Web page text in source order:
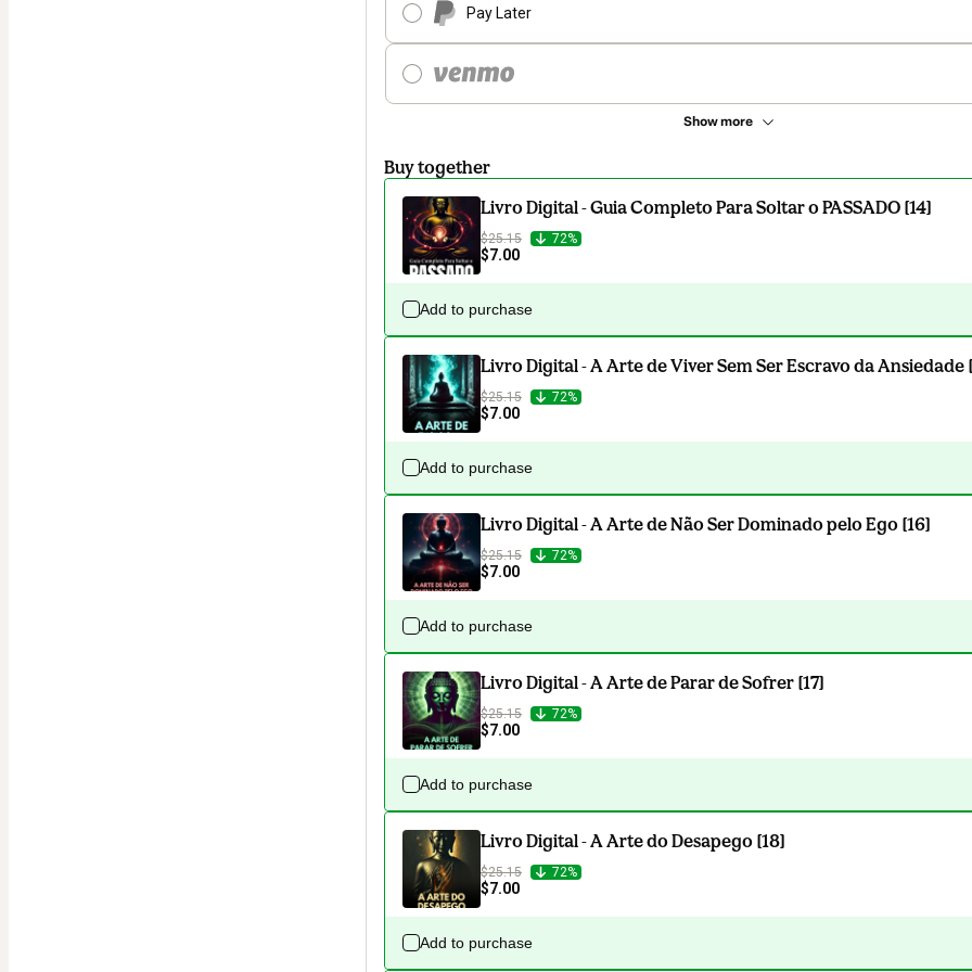
Pay Later
Show more
Buy together
Livro Digital - Guia Completo Para Soltar o PASSADO [14]
$25.15 72%
$7.00
Add to purchase
Livro Digital - A Arte de Viver Sem Ser Escravo da Ansiedade
$25.15 72%
$7.00
Add to purchase
Livro Digital - A Arte de Não Ser Dominado pelo Ego [16]
$25.15 72%
$7.00
Add to purchase
Livro Digital - A Arte de Parar de Sofrer [17]
$25.15 72%
$7.00
Add to purchase
Livro Digital - A Arte do Desapego [18]
$25.15 72%
$7.00
Add to purchase